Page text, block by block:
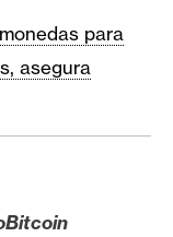
para
asegura